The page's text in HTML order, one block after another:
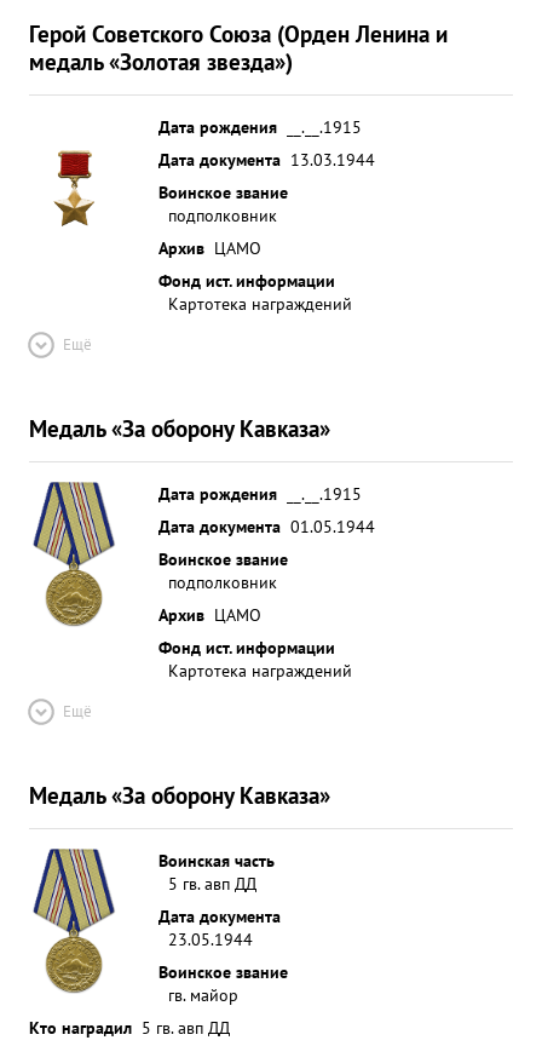
Герой Советского Союза (Орден Ленина и
медаль «Золотая звезда»)
Дата рождения
__.__.1915
Дата документа 13.03.1944
Воинское звание
подполковник
Архив ЦАМО
Фонд ист. информации
Картотека награждений
Ещё
Медаль «За оборону Кавказа»
Дата рождения
__.__.1915
Дата документа 01.05.1944
Воинское звание
подполковник
Архив ЦАМО
Фонд ист. информации
Картотека награждений
Ещё
Медаль «За оборону Кавказа»
Воинская часть
5 гв. авп ДД
Дата документа
23.05.1944
Воинское звание
гв. майор
Кто наградил 5 гв. авп ДД